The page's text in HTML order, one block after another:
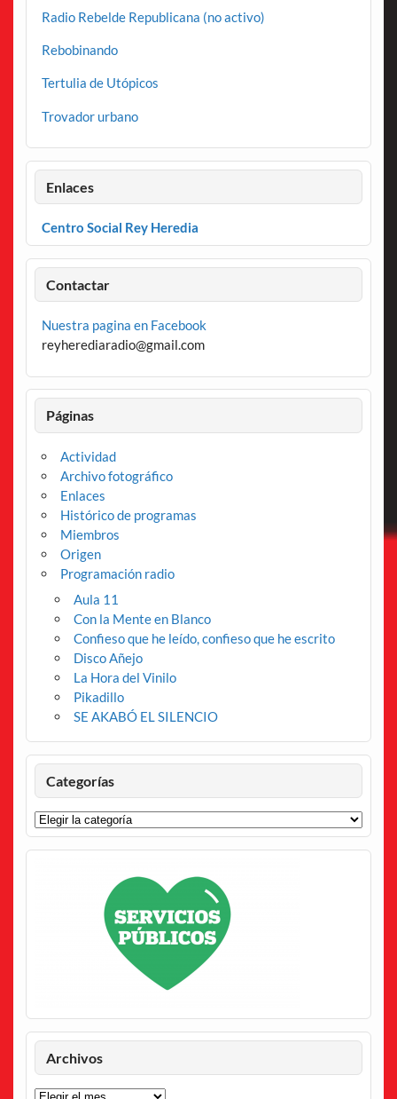
Radio Rebelde Republicana (no activo)
Rebobinando
Tertulia de Utópicos
Trovador urbano
Enlaces
Centro Social Rey Heredia
Contactar
Nuestra pagina en Facebook
reyherediaradio@gmail.com
Páginas
Actividad
Archivo fotográfico
Enlaces
Histórico de programas
Miembros
Origen
Programación radio
Aula 11
Con la Mente en Blanco
Confieso que he leído, confieso que he escrito
Disco Añejo
La Hora del Vinilo
Pikadillo
SE AKABÓ EL SILENCIO
Categorías
Categorías
Archivos
Archivos